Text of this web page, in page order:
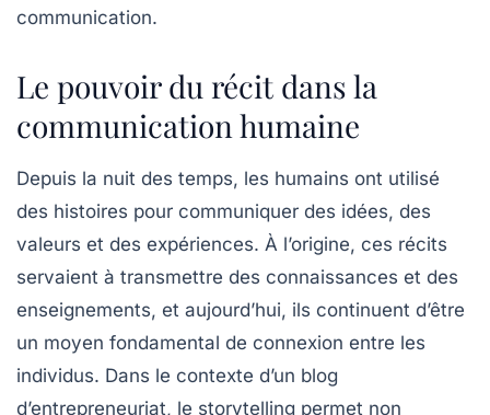
communication.
Le pouvoir du récit dans la
communication humaine
Depuis la nuit des temps, les humains ont utilisé
des histoires pour communiquer des idées, des
valeurs et des expériences. À l’origine, ces récits
servaient à transmettre des connaissances et des
enseignements, et aujourd’hui, ils continuent d’être
un moyen fondamental de connexion entre les
individus. Dans le contexte d’un blog
d’entrepreneuriat, le storytelling permet non